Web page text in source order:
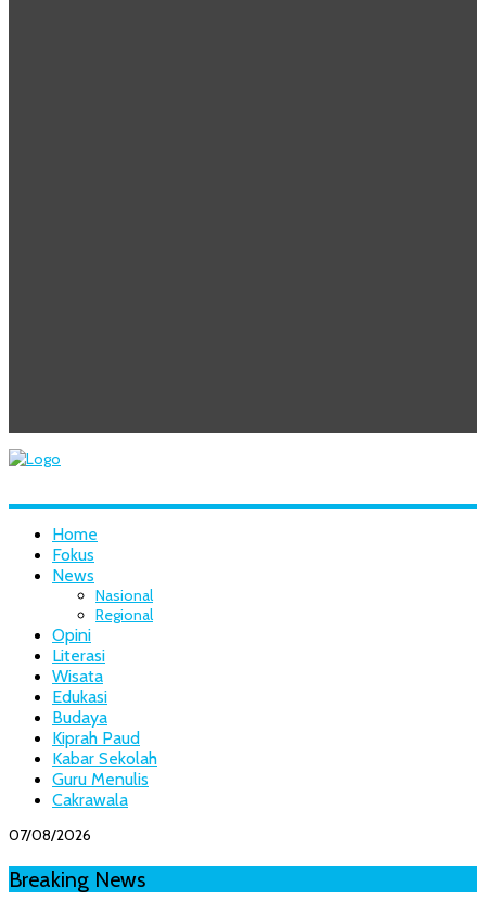
Home
Fokus
News
Nasional
Regional
Opini
Literasi
Wisata
Edukasi
Budaya
Kiprah Paud
Kabar Sekolah
Guru Menulis
Cakrawala
07/08/2026
Breaking News